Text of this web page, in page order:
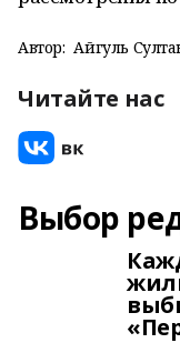
Автор: Айгуль
Читайте нас
Выбор